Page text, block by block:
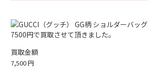
買取金額
7,500円